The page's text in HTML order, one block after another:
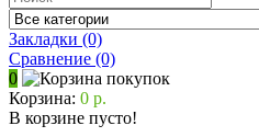
Закладки (0)
Сравнение (0)
0
Корзина: 0 р.
В корзине пусто!